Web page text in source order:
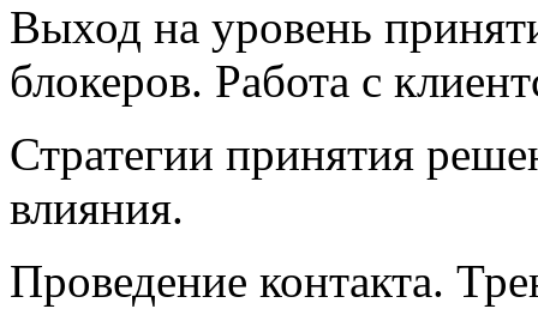
Выход на уровень
блокеров. Работа с
Стратегии принятия
влияния.
Проведение контакта.